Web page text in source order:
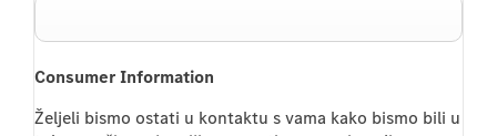
Consumer Information
Željeli bismo ostati u kontaktu s vama kako bismo bili u